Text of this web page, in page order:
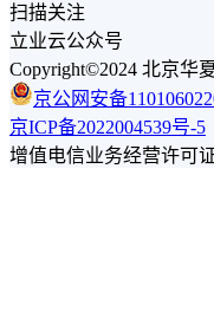
扫描关注
立业云公众号
Copyright©2024 北京华
京公网安备
京ICP备2022004539号-5
增值电信业务经营许可